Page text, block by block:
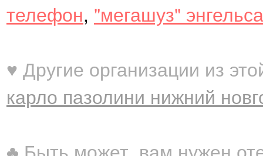
телефон, "мегашуз"
♥ Другие организации из
карло пазолини нижний